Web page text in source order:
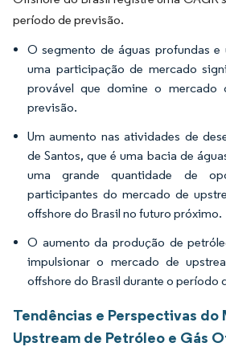
período de previsão.
O segmento de águas profundas e
uma participação de mercado
provável que domine o mercado
previsão.
Um aumento nas atividades de
de Santos, que é uma bacia de
uma grande quantidade de
participantes do mercado de
offshore do Brasil no futuro próximo.
O aumento da produção de
impulsionar o mercado de
offshore do Brasil durante o período
Tendências e Perspectivas do
Upstream de Petróleo e Gás